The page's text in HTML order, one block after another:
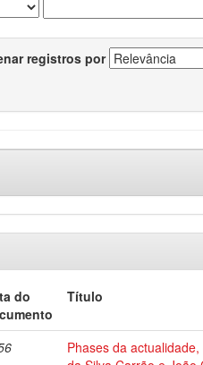
registros por
do
Título
Phases da